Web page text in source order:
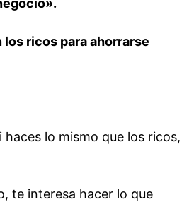
los ricos para ahorrarse
haces lo mismo que los ricos,
te interesa hacer lo que